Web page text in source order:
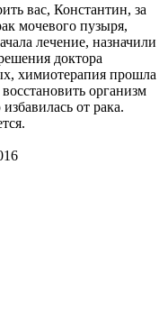
вас, Константин, за
мочевого пузыря,
лечение, назначили
доктора
химиотерапия прошла
организм
от рака.